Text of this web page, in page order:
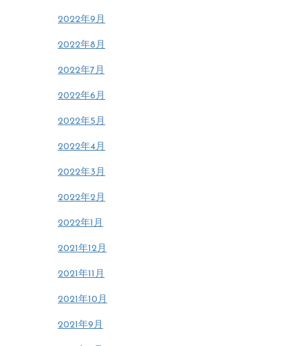
2022年9月
2022年8月
2022年7月
2022年6月
2022年5月
2022年4月
2022年3月
2022年2月
2022年1月
2021年12月
2021年11月
2021年10月
2021年9月